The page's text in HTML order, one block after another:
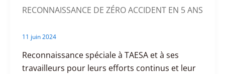
RECONNAISSANCE DE ZÉRO ACCIDENT EN 5 ANS
11 juin 2024
Reconnaissance spéciale à TAESA et à ses
travailleurs pour leurs efforts continus et leur